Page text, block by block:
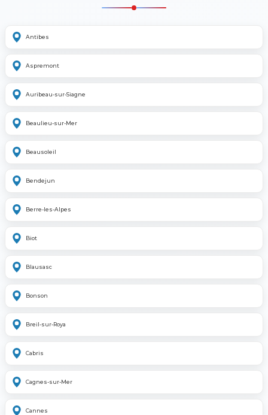
Antibes
Aspremont
Auribeau-sur-Siagne
Beaulieu-sur-Mer
Beausoleil
Bendejun
Berre-les-Alpes
Biot
Blausasc
Bonson
Breil-sur-Roya
Cabris
Cagnes-sur-Mer
Cannes